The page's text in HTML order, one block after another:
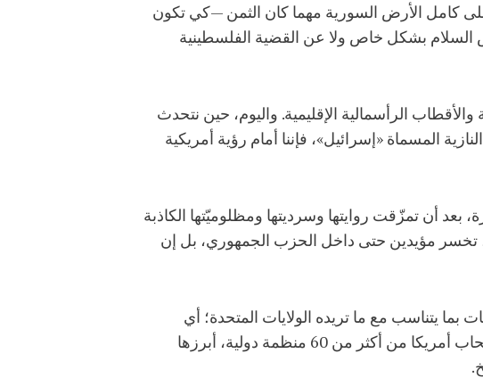
كامل الأرض السورية مهما كان الثمن —كي تكون
بشكل خاص ولا عن القضية الفلسطينية
الرأسمالية الإقليمية. واليوم، حين نتحدث
المسماة «إسرائيل»، فإننا أمام رؤية أمريكية
أن تمزّقت روايتها وسرديتها ومظلوميّتها الكاذبة
تخسر مؤيدين حتى داخل الحزب الجمهوري، بل إن
يتناسب مع ما تريده الولايات المتحدة؛ أي
محاولة لبناء بديل أممي جديد بقيادة أمريكية. ومن هنا يجب الربط بين هذا المشروع وبين انسحاب أمريكا من أكثر من 60 منظمة دولية، أبرزها